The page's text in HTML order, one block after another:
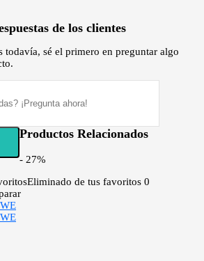
de los clientes
todavía, sé el primero en preguntar algo
Productos Relacionados
- 27%
Eliminado de tus favoritos 0